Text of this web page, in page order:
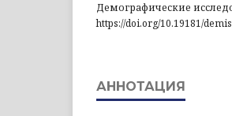
Демографические
https://doi.org/10.19181/
АННОТАЦИЯ